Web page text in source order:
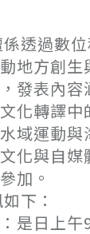
透過數
地方創
發表內容
化轉譯中
域運動
化與自
加。
下：
日上午9